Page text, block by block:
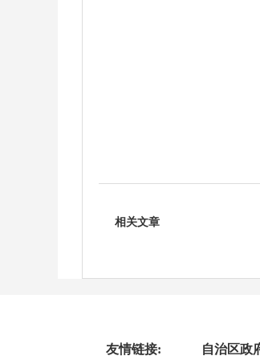
相关文章
友情链接: 自治区政